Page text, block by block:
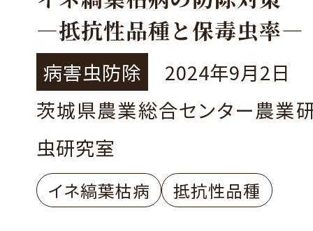
―抵抗性品種と保毒虫率―
病害虫防除
2024年9月2日
茨城県農業総合センター農
虫研究室
イネ縞葉枯病 抵抗性品種